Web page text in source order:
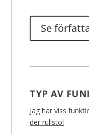
Se
TYP AV
Jag har viss
der rullstol